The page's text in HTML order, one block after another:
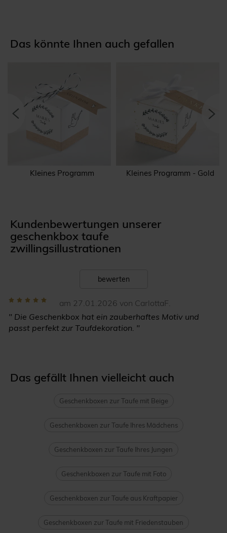
Das könnte Ihnen auch gefallen
Kleines Programm Kleines Programm - Gold
Kundenbewertungen unserer
geschenkbox taufe
zwillingsillustrationen
bewerten
am 27.01.2026 von CarlottaF.
" Die Geschenkbox hat ein zauberhaftes Motiv und
passt perfekt zur Taufdekoration. "
Das gefällt Ihnen vielleicht auch
Geschenkboxen zur Taufe mit Beige
Geschenkboxen zur Taufe Ihres Mädchens
Geschenkboxen zur Taufe Ihres Jungen
Geschenkboxen zur Taufe mit Foto
Geschenkboxen zur Taufe aus Kraftpapier
Geschenkboxen zur Taufe mit Friedenstauben